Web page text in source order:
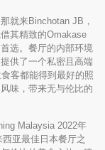
就来Binchotan JB，
其精致的Omakase
选。餐厅的内部环境
供了一个私密且高端
客都能得到最好的照
味，带来无与伦比的
Malaysia 2022年
亚最佳日本餐厅之